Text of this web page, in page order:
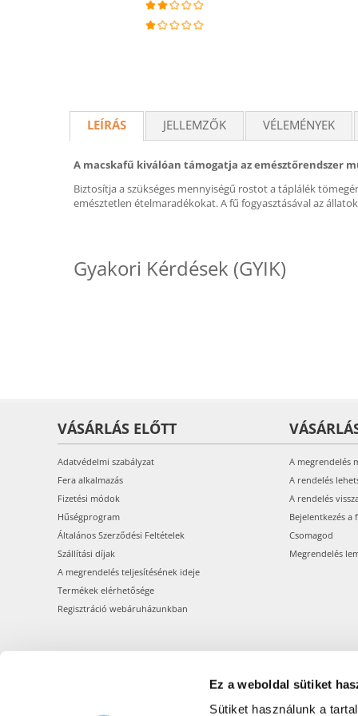
Ez a weboldal sütiket
Sütiket használunk a
LEÍRÁS JELLEMZŐK VÉLEMÉNYEK
A macskafű kiválóan támogatja az emésztőrendszer
Biztosítja a szükséges mennyiségű rostot a táplálék
emésztetlen ételmaradékokat. A fű fogyasztásával az
Gyakori Kérdések (GYIK)
VÁSÁRLÁS ELŐTT
Adatvédelmi szabályzat
Fera alkalmazás
Fizetési módok
Hűségprogram
Általános Szerződési Feltételek
Szállítási díjak
A megrendelés teljesítésének ideje
Termékek elérhetősége
Regisztráció webáruházunkban
A megrendelés
A rendelés
A rendelés
Bejelentkezés a
Csomagod
Megrendelés